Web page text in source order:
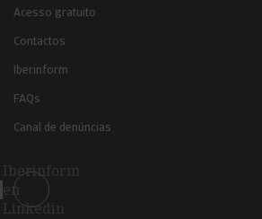
Acesso gratuito
Contactos
Iberinform
FAQs
Canal de denúncias
Iberinform
en
Linkedin